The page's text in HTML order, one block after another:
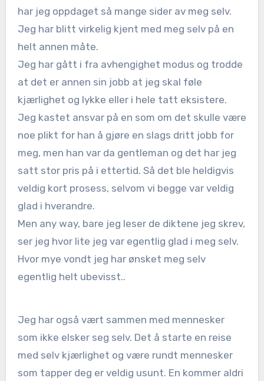
har jeg oppdaget så mange sider av meg selv.
Jeg har blitt virkelig kjent med meg selv på en
helt annen måte.
Jeg har gått i fra avhengighet modus og trodde
at det er annen sin jobb at jeg skal føle
kjærlighet og lykke eller i hele tatt eksistere.
Jeg kastet ansvar på en som om det skulle være
noe plikt for han å gjøre en slags dritt jobb for
meg, men han var da gentleman og det har jeg
satt stor pris på i ettertid. Så det ble heldigvis
veldig kort prosess, selvom vi begge var veldig
glad i hverandre.
Men any way, bare jeg leser de diktene jeg skrev,
ser jeg hvor lite jeg var egentlig glad i meg selv.
Hvor mye vondt jeg har ønsket meg selv
egentlig helt ubevisst..
Jeg har også vært sammen med mennesker
som ikke elsker seg selv. Det å starte en reise
med selv kjærlighet og være rundt mennesker
som tapper deg er veldig usunt. En kommer aldri